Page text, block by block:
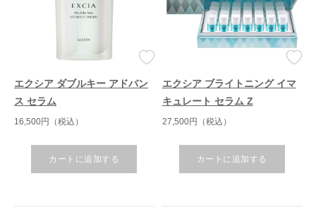
エクシア ダブルキー アドバン
ス セラム
16,500円（税込）
カートに追加する
エクシア ブライトニング イマ
キュレート セラム Z
27,500円（税込）
カートに追加する